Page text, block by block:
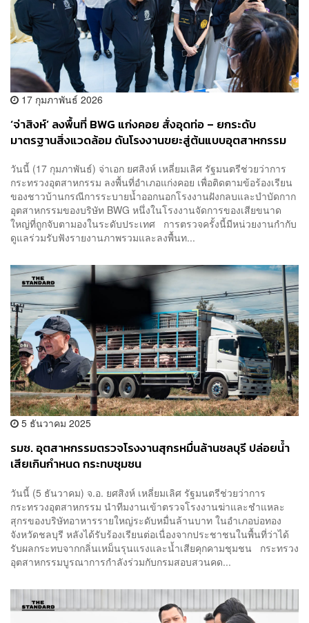
17 กุมภาพันธ์ 2026
‘จ่าสิงห์’ ลงพื้นที่ BWG แก่งคอย สั่งอุดท่อ – ยกระดับ
มาตรฐานสิ่งแวดล้อม ดันโรงงานขยะสู่ต้นแบบอุตสาหกรรม
วันนี้ (17 กุมภาพันธ์) จ่าเอก ยศสิงห์ เหลี่ยมเลิศ รัฐมนตรีช่วยว่าการ
กระทรวงอุตสาหกรรม ลงพื้นที่อำเภอแก่งคอย เพื่อติดตามข้อร้องเรียน
ของชาวบ้านกรณีการระบายน้ำออกนอกโรงงานฝังกลบและบำบัดกาก
อุตสาหกรรมของบริษัท BWG หนึ่งในโรงงานจัดการของเสียขนาด
ใหญ่ที่ถูกจับตามองในระดับประเทศ การตรวจครั้งนี้มีหน่วยงานกำกับ
ดูแลร่วมรับฟังรายงานภาพรวมและลงพื้นท...
5 ธันวาคม 2025
รมช. อุตสาหกรรมตรวจโรงงานสุกรหมื่นล้านชลบุรี ปล่อยน้ำ
เสียเกินกำหนด กระทบชุมชน
วันนี้ (5 ธันวาคม) จ.อ. ยศสิงห์ เหลี่ยมเลิศ รัฐมนตรีช่วยว่าการ
กระทรวงอุตสาหกรรม นำทีมงานเข้าตรวจโรงงานฆ่าและชำแหละ
สุกรของบริษัทอาหารรายใหญ่ระดับหมื่นล้านบาท ในอำเภอบ่อทอง
จังหวัดชลบุรี หลังได้รับร้องเรียนต่อเนื่องจากประชาชนในพื้นที่ว่าได้
รับผลกระทบจากกลิ่นเหม็นรุนแรงและน้ำเสียคุกคามชุมชน กระทรวง
อุตสาหกรรมบูรณาการกำลังร่วมกับกรมสอบสวนคด...